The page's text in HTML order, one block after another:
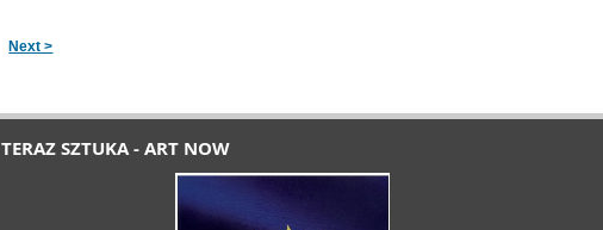
Next >
TERAZ SZTUKA - ART NOW